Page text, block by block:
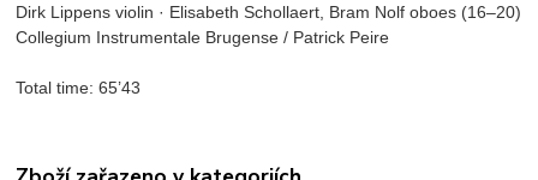
Dirk Lippens violin · Elisabeth Schollaert, Bram Nolf oboes (16–20)
Collegium Instrumentale Brugense / Patrick Peire
Total time: 65’43